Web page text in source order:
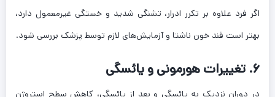
اگر فرد علاوه بر تکرر ادرار، تشنگی شدید و خستگی غیرمعمول دارد،
بهتر است قند خون ناشتا و آزمایش‌های لازم توسط پزشک بررسی شود.
۶. تغییرات هورمونی و یائسگی
در دوران نزدیک به یائسگی و بعد از یائسگی، کاهش سطح استروژن